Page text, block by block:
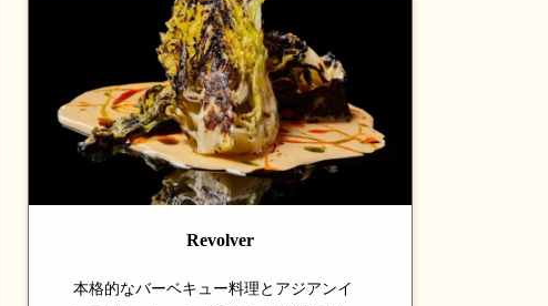
Revolver
本格的なバーベキュー料理とアジアンイ